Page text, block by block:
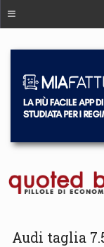
Audi taglia